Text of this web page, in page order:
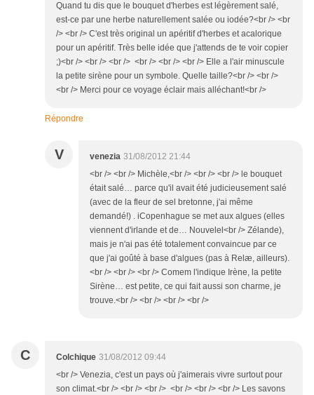
Quand tu dis que le bouquet d'herbes est légèrement salé,
est-ce par une herbe naturellement salée ou iodée?<br /> <br
/> <br /> C'est très original un apéritif d'herbes et acalorique
pour un apéritif. Très belle idée que j'attends de te voir copier
;)<br /> <br /> <br /> <br /> <br /> <br /> Elle a l'air minuscule
la petite sirène pour un symbole. Quelle taille?<br /> <br />
<br /> Merci pour ce voyage éclair mais alléchant!<br />
Répondre
V venezia 31/08/2012 21:44
<br /> <br /> Michèle,<br /> <br /> <br /> le bouquet
était salé… parce qu'il avait été judicieusement salé
(avec de la fleur de sel bretonne, j'ai même
demandé!) . iCopenhague se met aux algues (elles
viennent d'irlande et de… Nouvelel<br /> Zélande),
mais je n'ai pas été totalement convaincue par ce
que j'ai goûté à base d'algues (pas à Relæ, ailleurs).
<br /> <br /> <br /> Comem l'indique Irène, la petite
Sirène… est petite, ce qui fait aussi son charme, je
trouve.<br /> <br /> <br /> <br />
C Colchique 31/08/2012 09:44
<br /> Venezia, c'est un pays où j'aimerais vivre surtout pour
son climat.<br /> <br /> <br /> <br /> <br /> <br /> Les savons